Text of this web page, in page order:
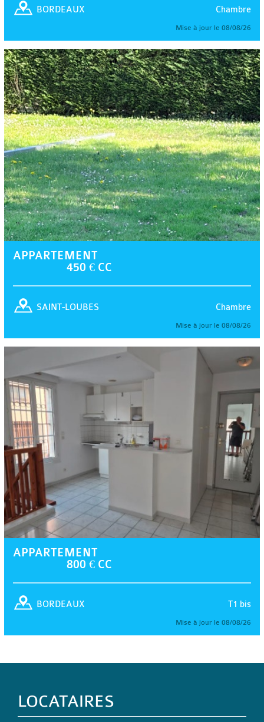
Chambre
BORDEAUX
Mise à jour le 08/08/26
APPARTEMENT
450 € CC
Chambre
SAINT-LOUBES
Mise à jour le 08/08/26
APPARTEMENT
800 € CC
T1 bis
BORDEAUX
Mise à jour le 08/08/26
LOCATAIRES